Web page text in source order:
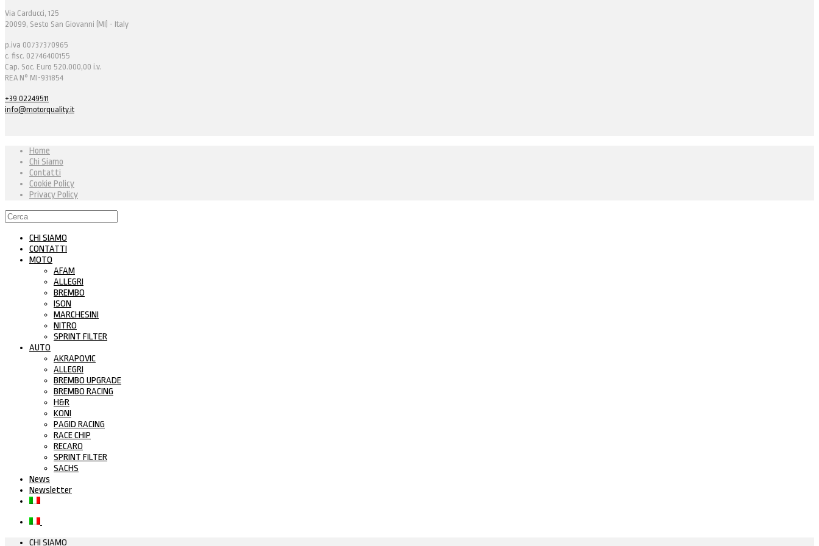
Via Carducci, 125
20099, Sesto San Giovanni (MI) - Italy
p.iva 00737370965
c. fisc. 02746400155
Cap. Soc. Euro 520.000,00 i.v.
REA N° MI-931854
+39 02249511
info@motorquality.it
Home
Chi Siamo
Contatti
Cookie Policy
Privacy Policy
CHI SIAMO
CONTATTI
MOTO
AFAM
ALLEGRI
BREMBO
ISON
MARCHESINI
NITRO
SPRINT FILTER
AUTO
AKRAPOVIC
ALLEGRI
BREMBO UPGRADE
BREMBO RACING
H&R
KONI
PAGID RACING
RACE CHIP
RECARO
SPRINT FILTER
SACHS
News
Newsletter
CHI SIAMO